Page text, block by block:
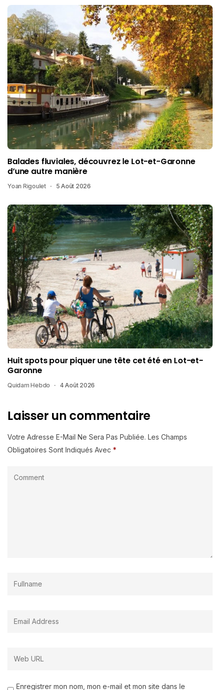
Balades fluviales, découvrez le Lot-et-Garonne
d’une autre manière
Yoan Rigoulet 5 Août 2026
Huit spots pour piquer une tête cet été en Lot-et-
Garonne
Quidam Hebdo 4 Août 2026
Laisser un commentaire
Votre Adresse E-Mail Ne Sera Pas Publiée. Les Champs
Obligatoires Sont Indiqués Avec *
Enregistrer mon nom, mon e-mail et mon site dans le